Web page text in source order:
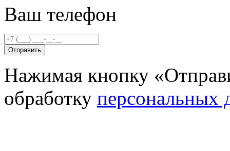
Ваш телефон
Отправить
Нажимая кнопку
обработку персональных